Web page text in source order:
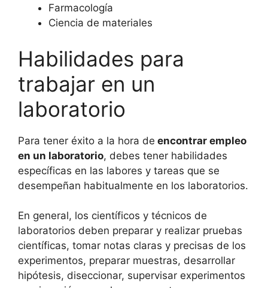
Farmacología
Ciencia de materiales
Habilidades para
trabajar en un
laboratorio
Para tener éxito a la hora de encontrar empleo
en un laboratorio, debes tener habilidades
específicas en las labores y tareas que se
desempeñan habitualmente en los laboratorios.
En general, los científicos y técnicos de
laboratorios deben preparar y realizar pruebas
científicas, tomar notas claras y precisas de los
experimentos, preparar muestras, desarrollar
hipótesis, diseccionar, supervisar experimentos